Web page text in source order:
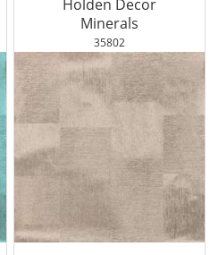
Holden Decor
Minerals
35802